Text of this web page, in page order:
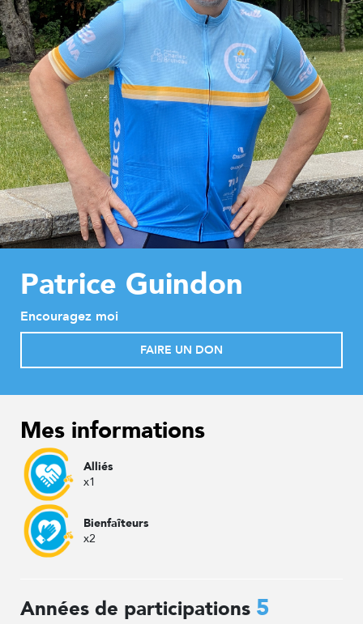
Patrice Guindon
Encouragez moi
FAIRE UN DON
Mes informations
Alliés
x1
Bienfaîteurs
x2
Années de participations 5